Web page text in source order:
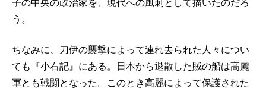
子の中央の政治家を、現代への風刺として描いたのだろ
う。
ちなみに、刀伊の襲撃によって連れ去られた人々につい
ても『小右記』にある。日本から退散した賊の船は高麗
軍とも戦闘となった。このとき高麗によって保護された